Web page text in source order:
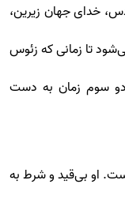
خدای جهان زیرین،
تا زمانی که زئوس
دو سوم زمان به دست
است. او بی‌قید و شرط به